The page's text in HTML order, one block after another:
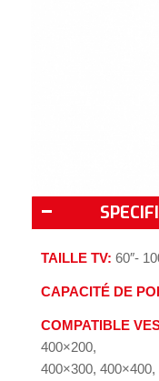
TAILLE TV: 60″-
CAPACITÉ DE
COMPATIBLE
400×200,
400×300,